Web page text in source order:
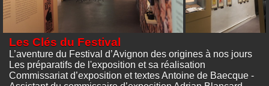
Les Clés du Festival
L’aventure du Festival d’Avignon des origines à nos jours
Les préparatifs de l'exposition et sa réalisation
Commissariat d’exposition et textes Antoine de Baecque -